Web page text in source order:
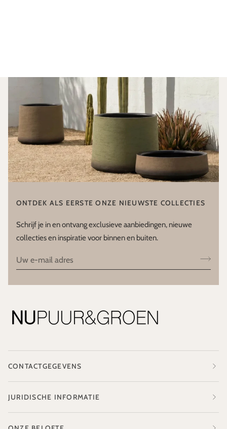
ONTDEK ALS EERSTE ONZE NIEUWSTE COLLECTIES
Schrijf je in en ontvang exclusieve aanbiedingen, nieuwe
collecties en inspiratie voor binnen en buiten.
CONTACTGEGEVENS
JURIDISCHE INFORMATIE